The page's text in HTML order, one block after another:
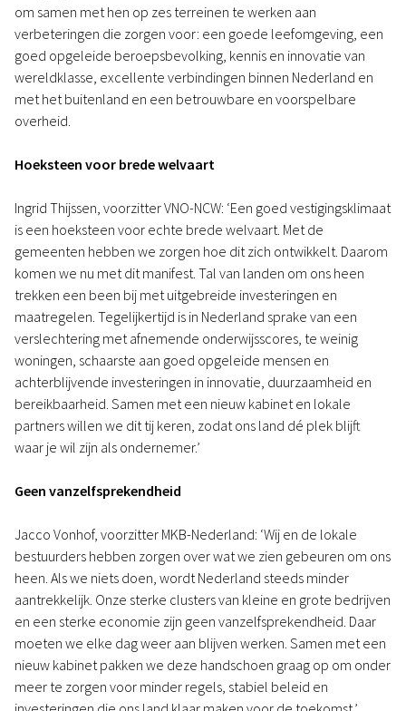
om samen met hen op zes terreinen te werken aan
verbeteringen die zorgen voor: een goede leefomgeving, een
goed opgeleide beroepsbevolking, kennis en innovatie van
wereldklasse, excellente verbindingen binnen Nederland en
met het buitenland en een betrouwbare en voorspelbare
overheid.
Hoeksteen voor brede welvaart
Ingrid Thijssen, voorzitter VNO-NCW: ‘Een goed vestigingsklimaat
is een hoeksteen voor echte brede welvaart. Met de
gemeenten hebben we zorgen hoe dit zich ontwikkelt. Daarom
komen we nu met dit manifest. Tal van landen om ons heen
trekken een been bij met uitgebreide investeringen en
maatregelen. Tegelijkertijd is in Nederland sprake van een
verslechtering met afnemende onderwijsscores, te weinig
woningen, schaarste aan goed opgeleide mensen en
achterblijvende investeringen in innovatie, duurzaamheid en
bereikbaarheid. Samen met een nieuw kabinet en lokale
partners willen we dit tij keren, zodat ons land dé plek blijft
waar je wil zijn als ondernemer.’
Geen vanzelfsprekendheid
Jacco Vonhof, voorzitter MKB-Nederland: ‘Wij en de lokale
bestuurders hebben zorgen over wat we zien gebeuren om ons
heen. Als we niets doen, wordt Nederland steeds minder
aantrekkelijk. Onze sterke clusters van kleine en grote bedrijven
en een sterke economie zijn geen vanzelfsprekendheid. Daar
moeten we elke dag weer aan blijven werken. Samen met een
nieuw kabinet pakken we deze handschoen graag op om onder
meer te zorgen voor minder regels, stabiel beleid en